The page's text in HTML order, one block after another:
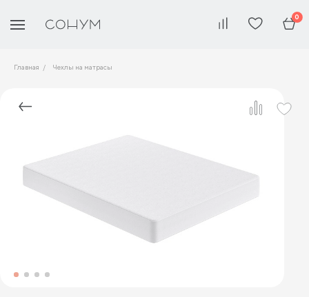
0
Главная Чехлы на матрасы